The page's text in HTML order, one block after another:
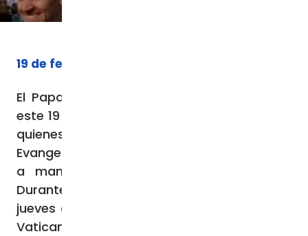
19 de febrero de 2026
El Papa León XIV, Obispo de Roma, recibió
este 19 de febrero al clero de su diócesis, a
quienes animó a renovar el anuncio del
Evangelio, a trabajar unidos en comunión y
a mantenerse cercanos a los jóvenes.
Durante el encuentro en la mañana de este
jueves de Cuaresma en el Aula Pablo VI del
Vaticano, el Santo Padre les exhortó a